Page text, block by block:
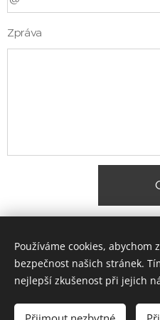
Zpráva
© 2025 Zateplení
Používáme cookies,
bezpečnost našich stránek.
nejlepší zkušenost při jejich